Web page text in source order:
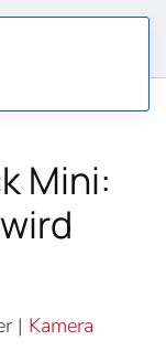
Mini:
| Kamera